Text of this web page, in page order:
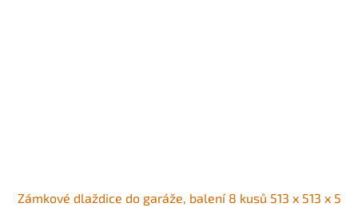
Zámkové dlaždice do garáže, balení 8 kusů 513 x 513 x 5